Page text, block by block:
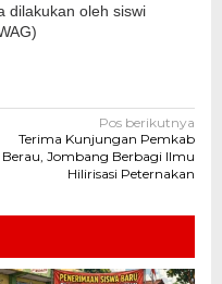
dilakukan oleh siswi
Pos berikutnya
Terima Kunjungan Pemkab
Berau, Jombang Berbagi Ilmu
Hilirisasi Peternakan